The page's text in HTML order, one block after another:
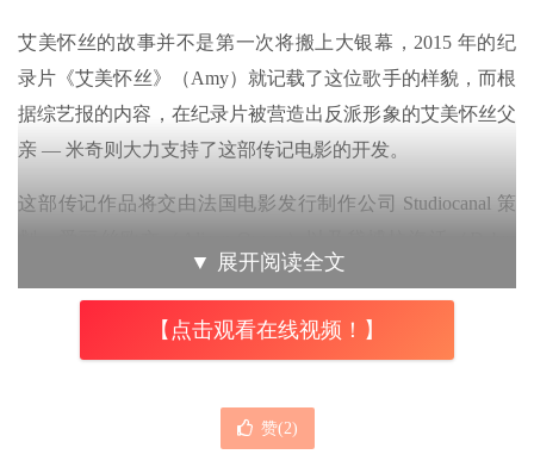
艾美怀丝的故事并不是第一次将搬上大银幕，2015 年的纪
录片《艾美怀丝》（Amy）就记载了这位歌手的样貌，而根
据综艺报的内容，在纪录片被营造出反派形象的艾美怀丝父
亲 — 米奇则大力支持了这部传记电影的开发。
这部传记作品将交由法国电影发行制作公司 Studiocanal 策
Hayward）将担任制作人，据了解，这部传记电影已经准备
2018 年时，曾谣传女神卡卡将演出艾美怀丝传记电影，但
想要的是有人以她曾经的样子来描绘艾美，那个有趣、聪
▼ 展开阅读全文
【点击观看在线视频！】
赞(2)